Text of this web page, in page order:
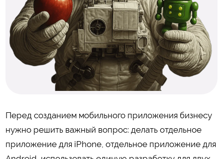
Перед созданием мобильного приложения бизнесу
нужно решить важный вопрос: делать отдельное
приложение для iPhone, отдельное приложение для